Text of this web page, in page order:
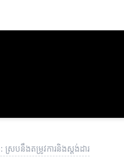
របនឹងតម្រូវការនិងស្តង់ដារ